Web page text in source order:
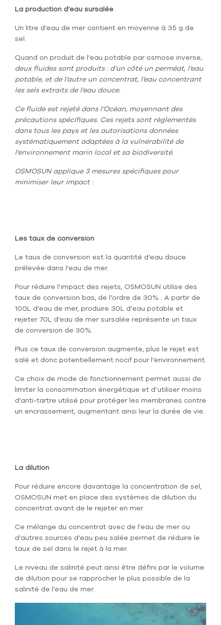
La production d’eau sursalée
Un litre d’eau de mer contient en moyenne à 35 g de
sel.
Quand on produit de l’eau potable par osmose inverse,
deux fluides sont produits : d’un côté un perméat, l’eau
potable, et de l’autre un concentrat, l’eau concentrant
les sels extraits de l’eau douce.
Ce fluide est rejeté dans l’Océan, moyennant des
précautions spécifiques. Ces rejets sont règlementés
dans tous les pays et les autorisations données
systématiquement adaptées à la vulnérabilité de
l’environnement marin local et sa biodiversité.
OSMOSUN applique 3 mesures spécifiques pour
minimiser leur impact :
Les taux de conversion
Le taux de conversion est la quantité d’eau douce
prélevée dans l’eau de mer.
Pour réduire l’impact des rejets, OSMOSUN utilise des
taux de conversion bas, de l’ordre de 30% : A partir de
100L d’eau de mer, produire 30L d’eau potable et
rejeter 70L d’eau de mer sursalée représente un taux
de conversion de 30%.
Plus ce taux de conversion augmente, plus le rejet est
salé et donc potentiellement nocif pour l’environnement.
Ce choix de mode de fonctionnement permet aussi de
limiter la consommation énergétique et d’utiliser moins
d’anti-tartre utilisé pour protéger les membranes contre
un encrassement, augmentant ainsi leur la durée de vie.
La dilution
Pour réduire encore davantage la concentration de sel,
OSMOSUN met en place des systèmes de dilution du
concentrat avant de le rejeter en mer.
Ce mélange du concentrat avec de l’eau de mer ou
d’autres sources d’eau peu salée permet de réduire le
taux de sel dans le rejet à la mer.
Le niveau de salinité peut ainsi être défini par le volume
de dilution pour se rapprocher le plus possible de la
salinité de l’eau de mer.